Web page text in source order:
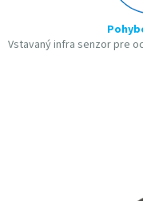
Vstavaný infra senzor pre